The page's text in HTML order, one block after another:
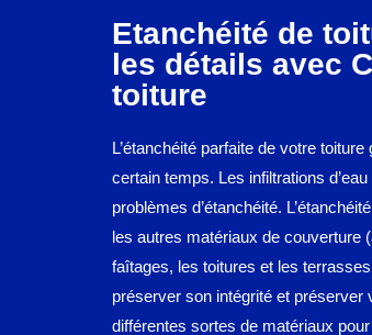
Etanchéité de
les détails avec
toiture
L’étanchéité parfaite de votre
certain temps. Les infiltrations
problèmes d’étanchéité.
les autres matériaux de couverture
faîtages, les toitures et les
préserver son intégrité et préserver
différentes sortes de matériaux